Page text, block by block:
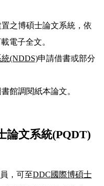
之博碩士論文系統，依
電子全文。
(NDDS)申請借書或部分
館調閱紙本論文。
論文系統(PQDT)
，可至DDC國際博碩士